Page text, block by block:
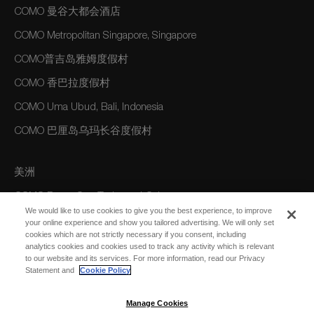
COMO 曼谷大都会酒店
COMO Metropolitan Singapore, Singapore
COMO普吉岛雅姆度假村
COMO 香巴拉度假村
COMO Uma Ubud, Bali, Indonesia
COMO 巴厘岛乌玛长谷度假村
美洲
澳大利亚/大洋洲
COMO The Treasury, Perth
We would like to use cookies to give you the best experience, to improve
your online experience and show you tailored advertising. We will only set
cookies which are not strictly necessary if you consent, including
analytics cookies and cookies used to track any activity which is relevant
to our website and its services. For more information, read our Privacy
Statement and
Cookie Policy
Manage Cookies